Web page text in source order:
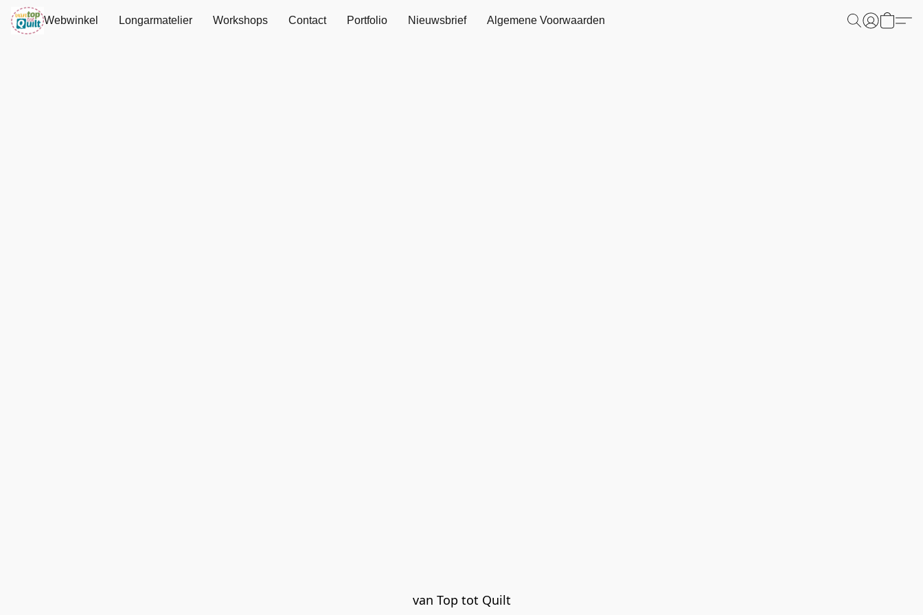
Webwinkel Longarmatelier Workshops Contact Portfolio Nieuwsbrief Algemene Voorwaarden
van Top tot Quilt